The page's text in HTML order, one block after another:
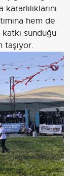
hem de
sunduğu
taşıyor.